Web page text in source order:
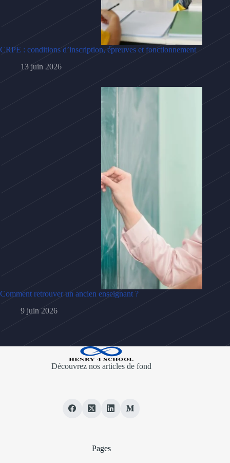
CRPE : conditions d’inscription, épreuves et fonctionnement
13 juin 2026
Comment retrouver un ancien enseignant ?
9 juin 2026
Découvrez nos articles de fond
Pages